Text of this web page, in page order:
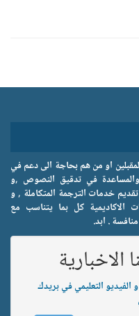
او من هم بحاجة الى دعم في
في تدقيق النصوص ,و
خدمات الترجمة المتكاملة , و
الاكاديمية كل بما يتناسب مع
. ابد.
التعليمي في بريدك